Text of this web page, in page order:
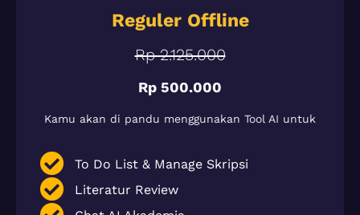
Reguler Offline
Rp 2.125.000
Rp 500.000
Kamu akan di pandu menggunakan Tool AI untuk
To Do List & Manage Skripsi
Literatur Review